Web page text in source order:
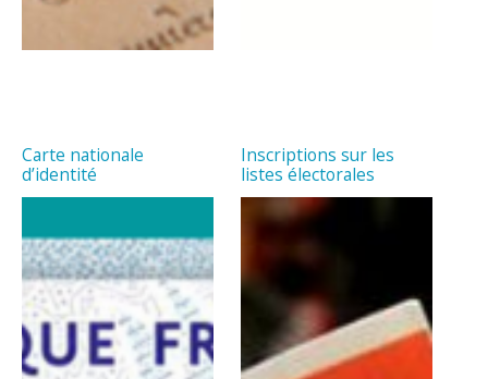
Carte nationale
d’identité
Inscriptions sur les
listes électorales